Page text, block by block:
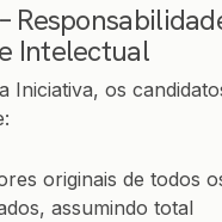
Intelectual
Iniciativa, os
originais de todos
assumindo total